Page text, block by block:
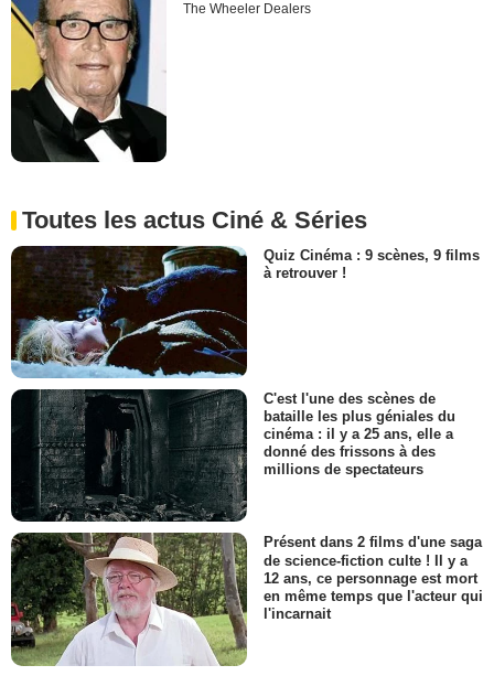
The Wheeler Dealers
Toutes les actus Ciné & Séries
Quiz Cinéma : 9 scènes, 9 films
à retrouver !
C'est l'une des scènes de
bataille les plus géniales du
cinéma : il y a 25 ans, elle a
donné des frissons à des
millions de spectateurs
Présent dans 2 films d'une saga
de science-fiction culte ! Il y a
12 ans, ce personnage est mort
en même temps que l'acteur qui
l'incarnait